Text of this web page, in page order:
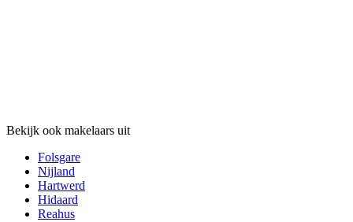
Bekijk ook makelaars uit
Folsgare
Nijland
Hartwerd
Hidaard
Reahus